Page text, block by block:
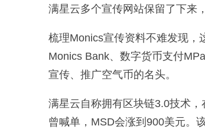
满星云多个宣传网站保留了下来
梳理Monics宣传资料不难发现，
Monics Bank、数字货币支付
宣传、推广空气币的名头。
满星云自称拥有区块链3.0技术
曾喊单，MSD会涨到900美元。